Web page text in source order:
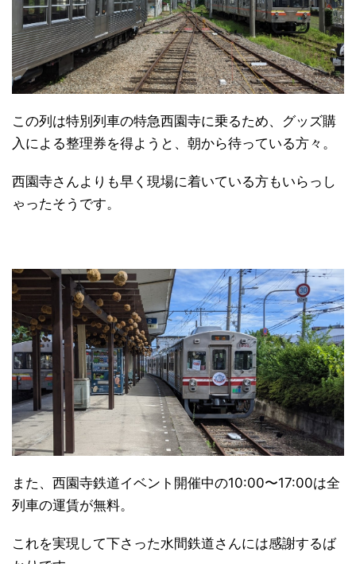
この列は特別列車の特急西園寺に乗るため、グッズ購
入による整理券を得ようと、朝から待っている方々。
西園寺さんよりも早く現場に着いている方もいらっし
ゃったそうです。
また、西園寺鉄道イベント開催中の10:00〜17:00は全
列車の運賃が無料。
これを実現して下さった水間鉄道さんには感謝するば